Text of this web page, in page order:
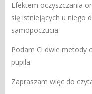
Efektem oczyszczania
się istniejących u niego
samopoczucia.
Podam Ci dwie metody
pupila.
Zapraszam więc do